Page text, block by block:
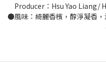
Producer：Hsu Yao Liang/
●風味：綺麗香檳，醇淨凝香，